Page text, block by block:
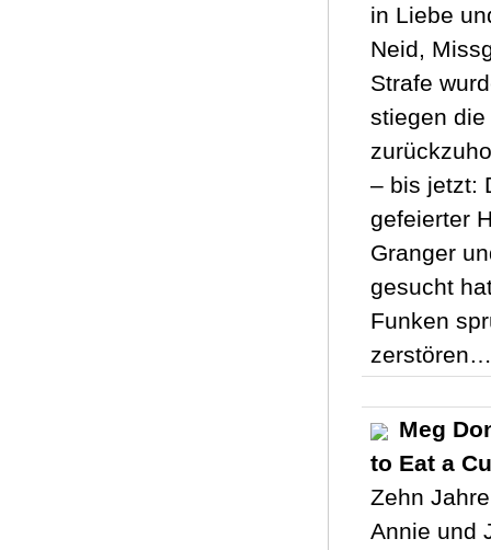
in Liebe
Neid,
Strafe
stiegen
– bis jetzt:
gefeierter
Granger
gesucht
Funken
zerstören…
Meg
to Eat a
Zehn
Annie und